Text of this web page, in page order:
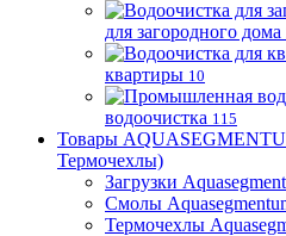
для загородного дома
квартиры 10
водоочистка 115
Товары
Термочехлы)
Загрузки
Смолы
Термочехлы